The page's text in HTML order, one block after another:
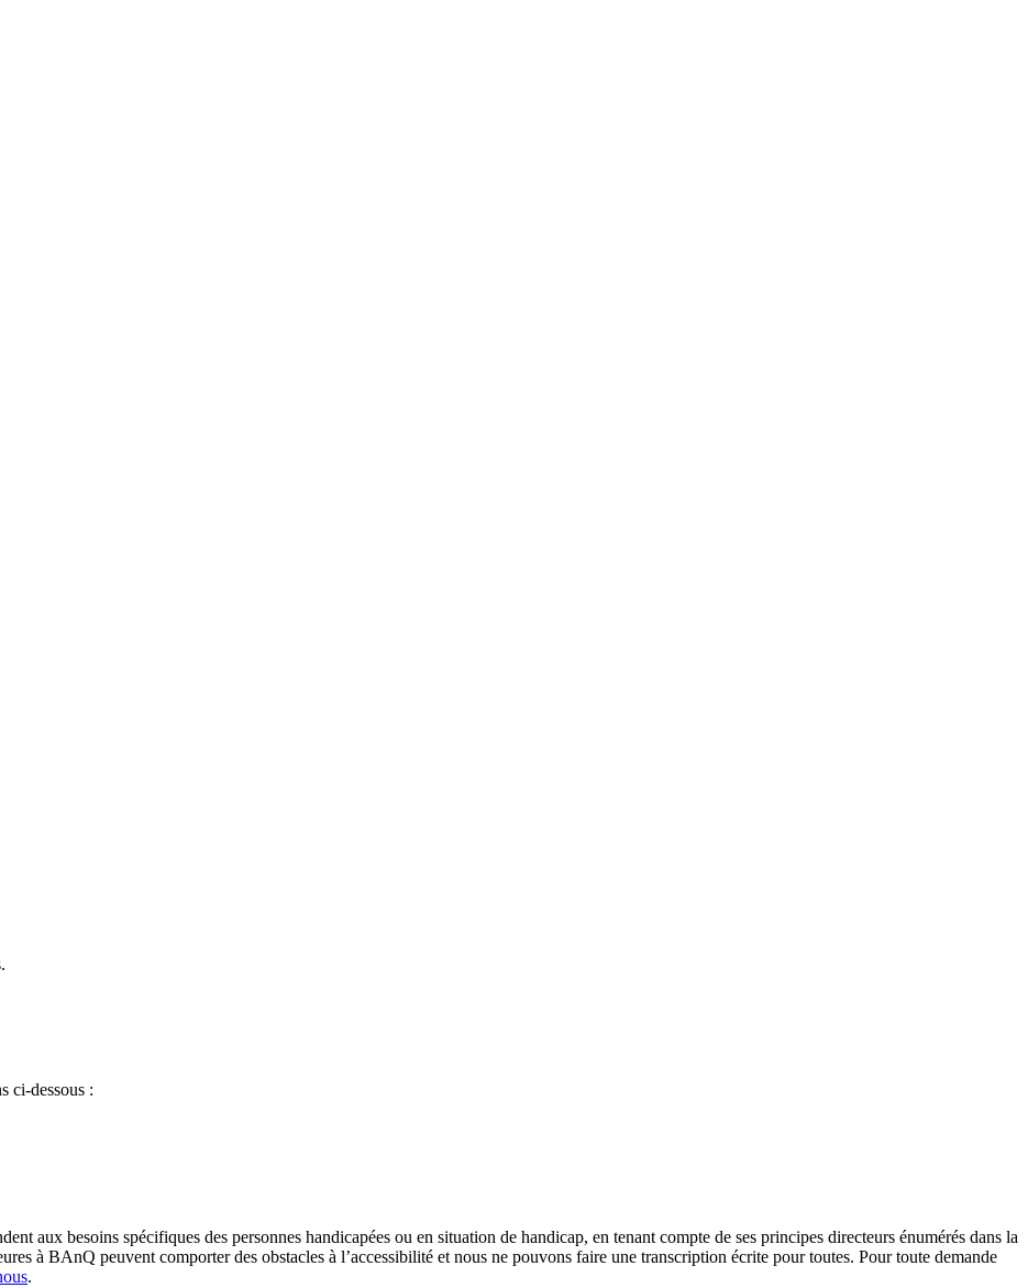
ci-dessous :
aux besoins spécifiques des personnes handicapées ou en situation de handicap, en tenant compte de ses principes directeurs énumérés dans la
à BAnQ peuvent comporter des obstacles à l’accessibilité et nous ne pouvons faire une transcription écrite pour toutes. Pour toute demande
.